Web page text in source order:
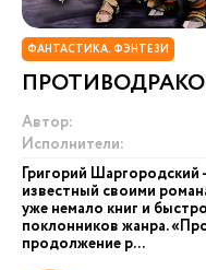
ФАНТАСТИКА. ФЭНТЕЗИ
Автор:
Исполнители:
Григорий Шаргородский
известный своими
уже немало книг и
поклонников жанра.
продолжение р...